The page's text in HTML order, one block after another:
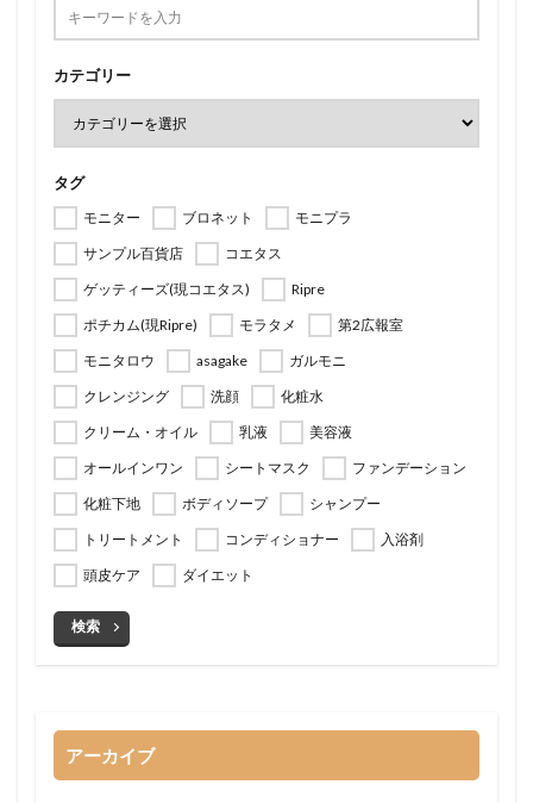
カテゴリー
タグ
モニター ブロネット
モニプラ
サンプル百貨店
コエタス
ゲッティーズ(現コエタス)
Ripre
ポチカム(現Ripre)
モラタメ
第2広報室
モニタロウ
asagake
ガルモニ
クレンジング
洗顔
化粧水
クリーム・オイル
乳液
美容液
オールインワン
シートマスク
ファンデーション
化粧下地
ボディソープ
シャンプー
トリートメント
コンディショナー
入浴剤
頭皮ケア
ダイエット
検索
アーカイブ